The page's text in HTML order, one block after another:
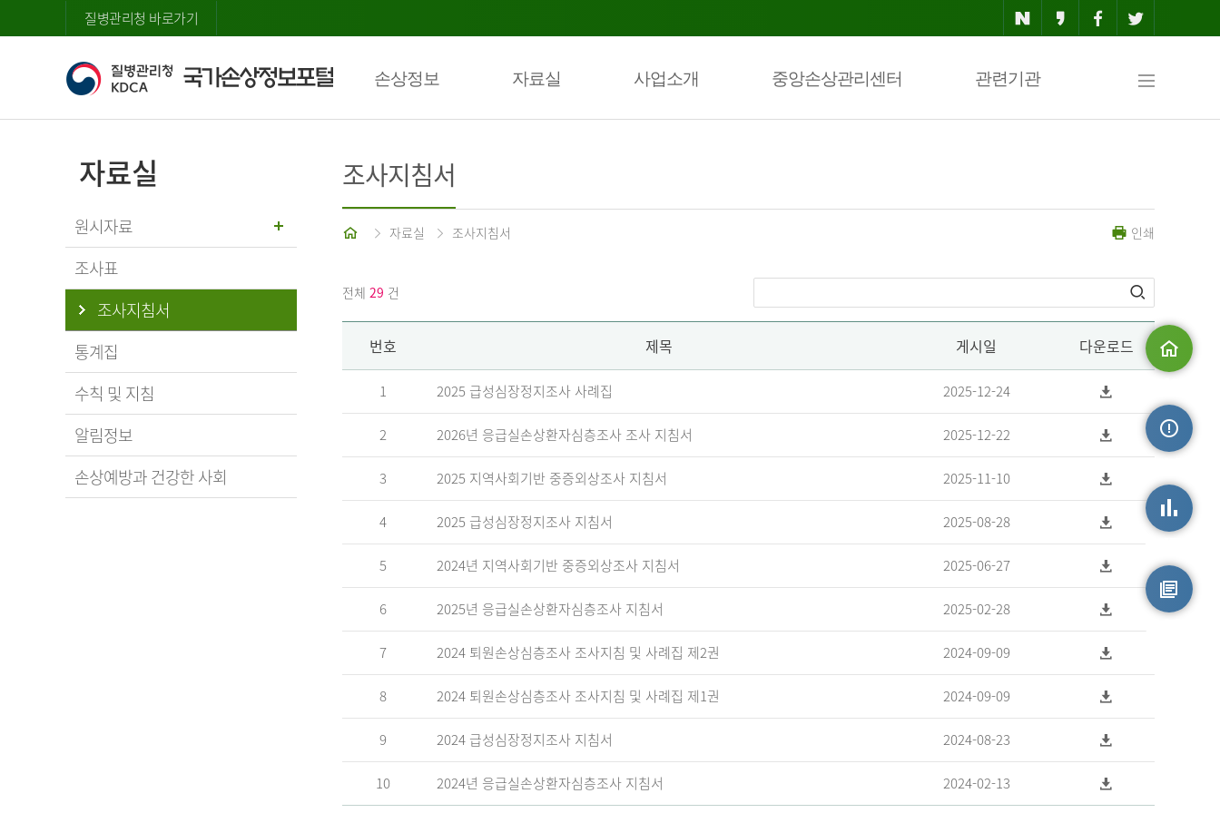
질병관리청 바로가기
손상정보 자료실 사업소개 중앙손상관리센터 관련기관
맵
자료실
원시자료
조사표
조사지침서
통계집
수칙 및 지침
알림정보
손상예방과 건강한 사회
조사지침서
홈 자료실 조사지침서 인쇄
전체 29 건
번호 제목 게시일 다운로드
1 2025 급성심장정지조사 사례집 2025-12-24
2 2026년 응급실손상환자심층조사 조사 지침서 2025-12-22
3 2025 지역사회기반 중증외상조사 지침서 2025-11-10
4 2025 급성심장정지조사 지침서 2025-08-28
5 2024년 지역사회기반 중증외상조사 지침서 2025-06-27
6 2025년 응급실손상환자심층조사 지침서 2025-02-28
7 2024 퇴원손상심층조사 조사지침 및 사례집 제2권 2024-09-09
8 2024 퇴원손상심층조사 조사지침 및 사례집 제1권 2024-09-09
9 2024 급성심장정지조사 지침서 2024-08-23
10 2024년 응급실손상환자심층조사 지침서 2024-02-13